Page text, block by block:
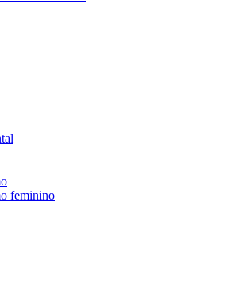
feminino